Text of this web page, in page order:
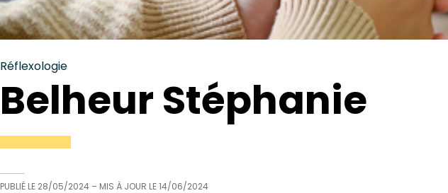
Réflexologie
Belheur Stéphanie
PUBLIÉ LE 28/05/2024 – MIS À JOUR LE14/06/2024